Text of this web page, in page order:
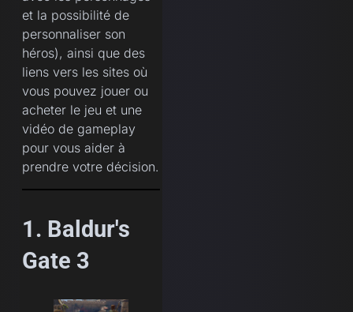
et la possibilité de
personnaliser son
héros), ainsi que des
liens vers les sites où
vous pouvez jouer ou
acheter le jeu et une
vidéo de gameplay
pour vous aider à
prendre votre décision.
1. Baldur's
Gate 3